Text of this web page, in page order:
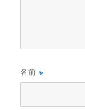
名前※